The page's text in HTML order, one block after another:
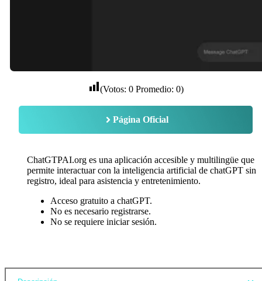
(Votos: 0Promedio: 0)
Página Oficial
ChatGTPAI.org es una aplicación accesible y multilingüe que
permite interactuar con la inteligencia artificial de chatGPT sin
registro, ideal para asistencia y entretenimiento.
Acceso gratuito a chatGPT.
No es necesario registrarse.
No se requiere iniciar sesión.